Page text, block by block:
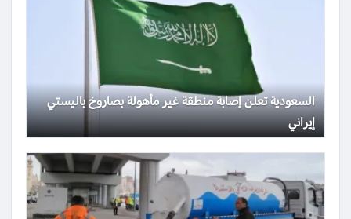
السعودية تعلن إصابة منطقة غير مأهولة بصاروخ باليستي
إيراني